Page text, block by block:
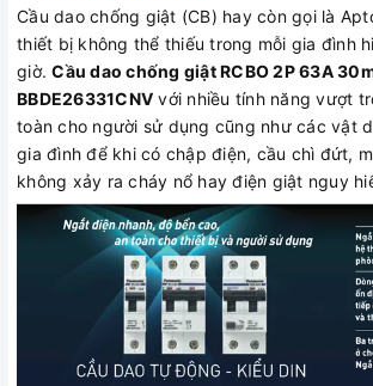
Cầu dao chống giật (CB) hay còn gọi là
thiết bị không thể thiếu trong mỗi gia đình
giờ.Cầu dao chống giật RCBO 2P 63A
BBDE26331CNV với nhiều tính năng vượt
toàn cho người sử dụng cũng như các vật
gia đình để khi có chập điện, cầu chì đứt,
không xảy ra cháy nổ hay điện giật nguy